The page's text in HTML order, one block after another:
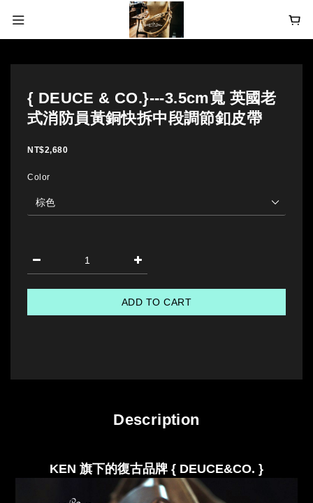
{ DEUCE & CO.}---3.5cm寬 英國老
式消防員黃銅快拆中段調節釦皮帶
NT$2,680
Color
ADD TO CART
Description
KEN 旗下的復古品牌 { DEUCE&CO. }